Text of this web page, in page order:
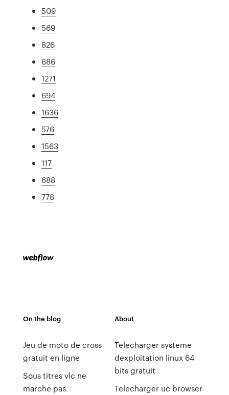
509
569
826
686
1271
694
1636
576
1563
117
688
778
On the blog
Jeu de moto de cross
gratuit en ligne
Sous titres vlc ne
marche pas
About
Telecharger systeme
dexploitation linux 64
bits gratuit
Telecharger uc browser